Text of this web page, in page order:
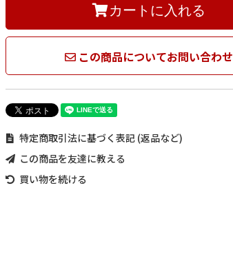
カートに入れる
この商品についてお問い合わせ
特定商取引法に基づく表記 (返品など)
この商品を友達に教える
買い物を続ける